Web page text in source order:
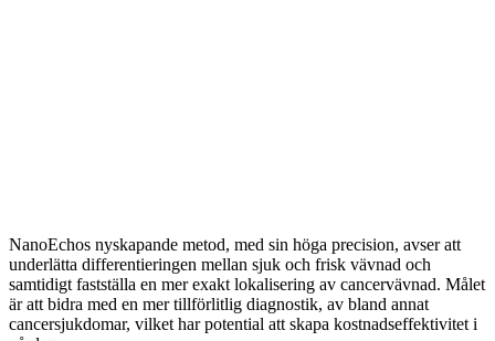
NanoEchos nyskapande metod, med sin höga precision, avser att
underlätta differentieringen mellan sjuk och frisk vävnad och
samtidigt fastställa en mer exakt lokalisering av cancervävnad. Målet
är att bidra med en mer tillförlitlig diagnostik, av bland annat
cancersjukdomar, vilket har potential att skapa kostnadseffektivitet i